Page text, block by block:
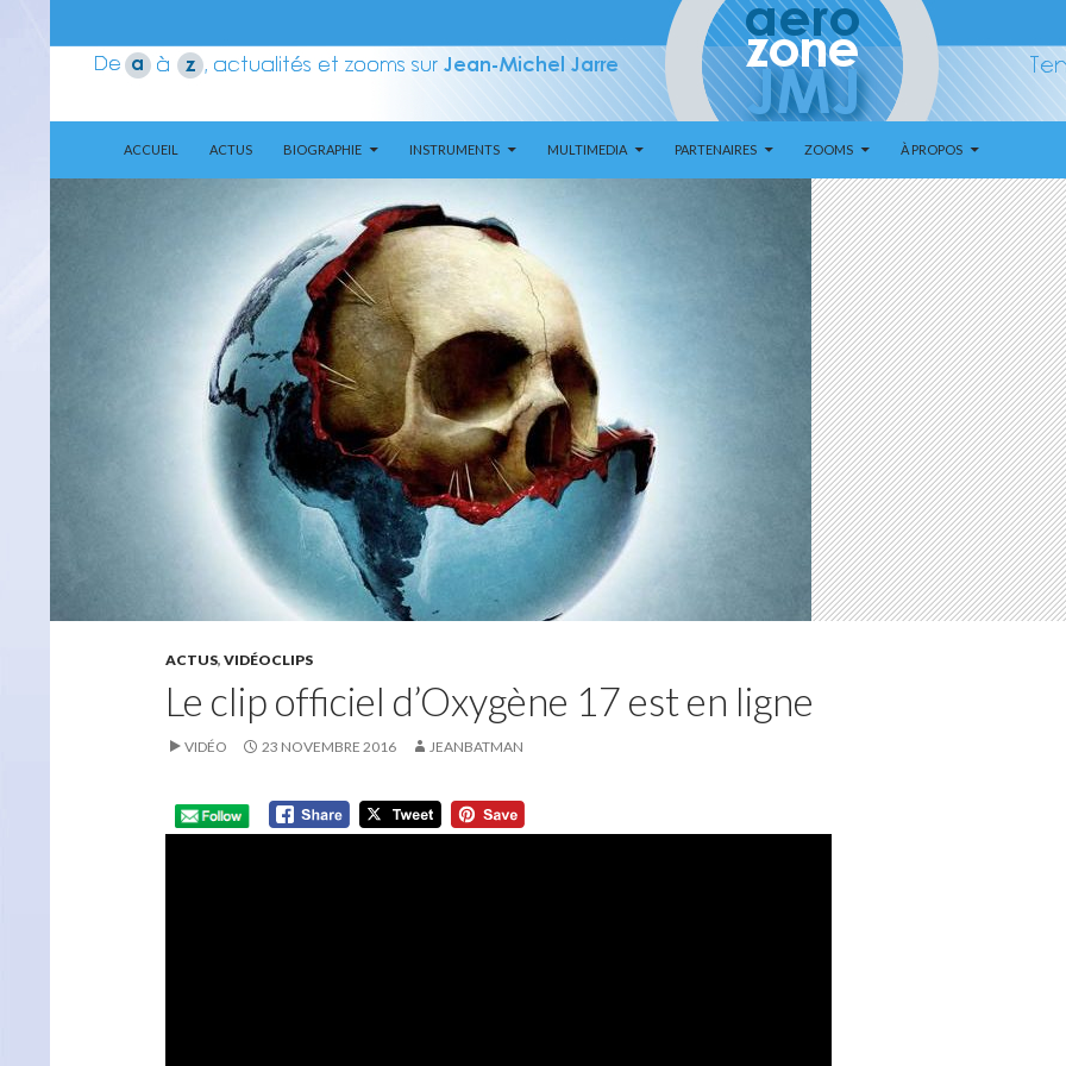
Aerozone JMJ
ACCUEIL
ACTUS BIOGRAPHIE INSTRUMENTS MULTIMEDIA PARTENAIRES ZOOMS À PROPOS
ACTUS, VIDÉOCLIPS
Le clip officiel d’Oxygène 17 est en ligne
VIDÉO 23 NOVEMBRE 2016 JEANBATMAN